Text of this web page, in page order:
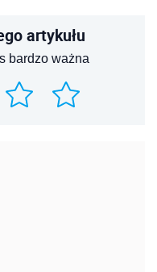
artykułu
bardzo ważna